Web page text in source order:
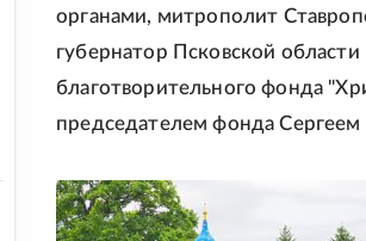
органами, митрополит
губернатор Псковской
благотворительного фонда
председателем фонда